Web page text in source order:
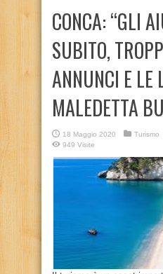
CONCA: “GLI
SUBITO,
ANNUNCI E LE
MALEDETTA
18 Maggio 2020 Turismo
949 Visite